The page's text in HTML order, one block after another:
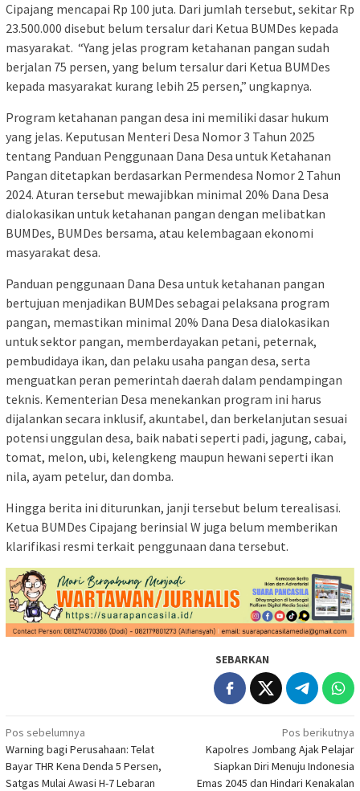
Cipajang mencapai Rp 100 juta. Dari jumlah tersebut, sekitar Rp
23.500.000 disebut belum tersalur dari Ketua BUMDes kepada
masyarakat. “Yang jelas program ketahanan pangan sudah
berjalan 75 persen, yang belum tersalur dari Ketua BUMDes
kepada masyarakat kurang lebih 25 persen,” ungkapnya.
Program ketahanan pangan desa ini memiliki dasar hukum
yang jelas. Keputusan Menteri Desa Nomor 3 Tahun 2025
tentang Panduan Penggunaan Dana Desa untuk Ketahanan
Pangan ditetapkan berdasarkan Permendesa Nomor 2 Tahun
2024. Aturan tersebut mewajibkan minimal 20% Dana Desa
dialokasikan untuk ketahanan pangan dengan melibatkan
BUMDes, BUMDes bersama, atau kelembagaan ekonomi
masyarakat desa.
Panduan penggunaan Dana Desa untuk ketahanan pangan
bertujuan menjadikan BUMDes sebagai pelaksana program
pangan, memastikan minimal 20% Dana Desa dialokasikan
untuk sektor pangan, memberdayakan petani, peternak,
pembudidaya ikan, dan pelaku usaha pangan desa, serta
menguatkan peran pemerintah daerah dalam pendampingan
teknis. Kementerian Desa menekankan program ini harus
dijalankan secara inklusif, akuntabel, dan berkelanjutan sesuai
potensi unggulan desa, baik nabati seperti padi, jagung, cabai,
tomat, melon, ubi, kelengkeng maupun hewani seperti ikan
nila, ayam petelur, dan domba.
Hingga berita ini diturunkan, janji tersebut belum terealisasi.
Ketua BUMDes Cipajang berinsial W juga belum memberikan
klarifikasi resmi terkait penggunaan dana tersebut.
SEBARKAN
Navigasi
pos
Pos sebelumnya
Warning bagi Perusahaan: Telat
Bayar THR Kena Denda 5 Persen,
Satgas Mulai Awasi H-7 Lebaran
Pos berikutnya
Kapolres Jombang Ajak Pelajar
Siapkan Diri Menuju Indonesia
Emas 2045 dan Hindari Kenakalan